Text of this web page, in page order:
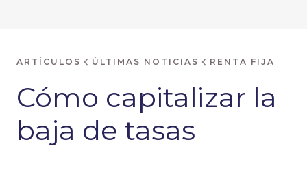
ARTÍCULOS ÚLTIMAS NOTICIAS RENTA FIJA
Cómo capitalizar la
baja de tasas